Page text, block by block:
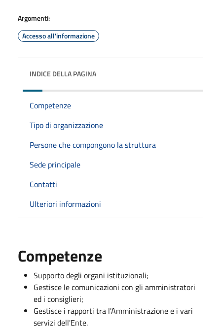
Argomenti:
Accesso all'informazione
INDICE DELLA PAGINA
Competenze
Tipo di organizzazione
Persone che compongono la struttura
Sede principale
Contatti
Ulteriori informazioni
Competenze
Supporto degli organi istituzionali;
Gestisce le comunicazioni con gli amministratori
ed i consiglieri;
Gestisce i rapporti tra l'Amministrazione e i vari
servizi dell'Ente.